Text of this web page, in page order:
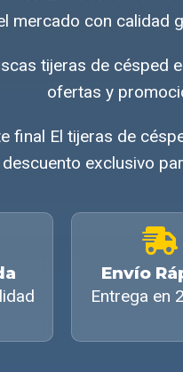
mercado con calidad
tijeras de césped
ofertas y
final El tijeras de
descuento exclusivo
Envío
Entrega en